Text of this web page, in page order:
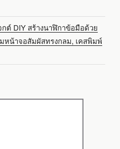
กต์ DIY สร้างนาฬิกาข้อมือด้วย
หน้าจอสัมผัสทรงกลม, เคสพิมพ์